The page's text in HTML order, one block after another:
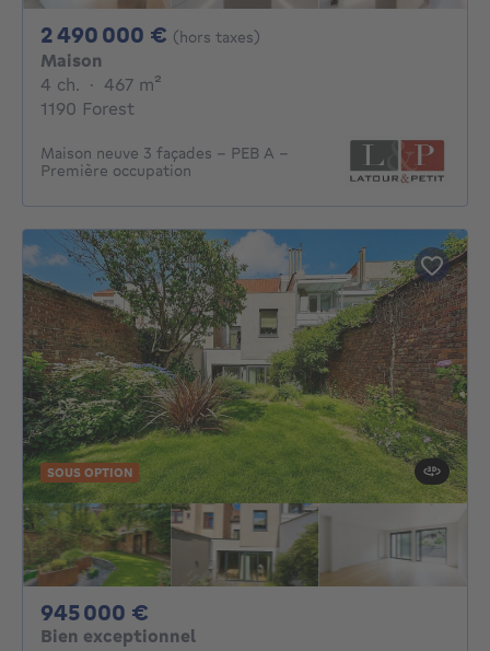
2 490 000 € 2490000€
(hors taxes)
Maison
4 ch. 4 chambres
· 467 m²
1190 Forest
Maison neuve 3 façades – PEB A -
Première occupation
SOUS OPTION
945 000 €
Bien exceptionnel